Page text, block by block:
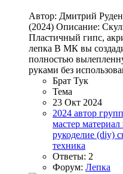
Автор: Дмитрий
(2024) Описание:
Пластичный гипс,
лепка В МК вы
полностью
руками без
Брат Тук
Тема
23 Окт 2024
2024 автор
мастер материал
рукоделие (diy)
техника
Ответы: 2
Форум: Лепка